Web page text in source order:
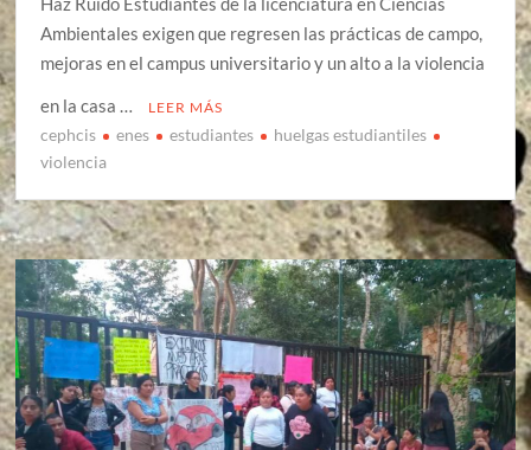
Ambientales exigen que regresen las prácticas de campo,
mejoras en el campus universitario y un alto a la violencia
en la casa …
LEER MÁS
cephcis enes estudiantes
huelgas estudiantiles
violencia